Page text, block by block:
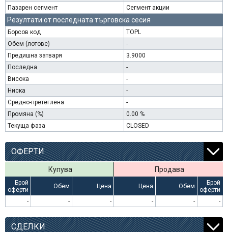
Пазарен сегмент
Сегмент акции
Резултати от последната търговска сесия
Борсов код
TOPL
Обем (лотове)
-
Предишна затваря
3.9000
Последна
-
Висока
-
Ниска
-
Средно-претеглена
-
Промяна (%)
0.00 %
Текуща фаза
CLOSED
ОФЕРТИ
Купува Продава
Брой
оферти
Обем Цена Цена Обем
Брой
оферти
-
- - - - -
СДЕЛКИ